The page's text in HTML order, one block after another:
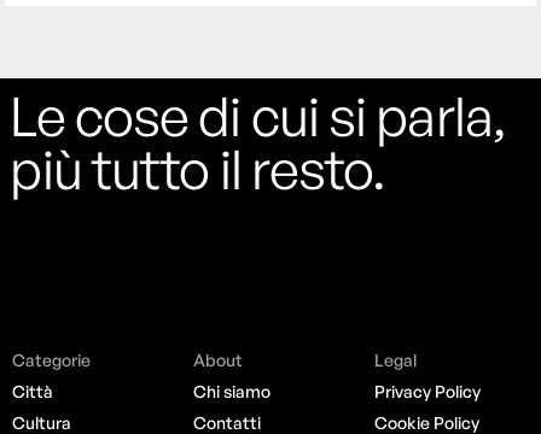
Le cose di cui si parla,
più tutto il resto.
Categorie
Città
Cultura
About
Chi siamo
Contatti
Legal
Privacy Policy
Cookie Policy